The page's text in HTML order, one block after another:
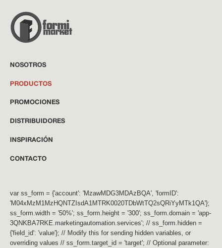
NOSOTROS
PRODUCTOS
PROMOCIONES
DISTRIBUIDORES
INSPIRACIÓN
CONTACTO
var ss_form = {'account': 'MzawMDG3MDAzBQA', 'formID':
'M04xMzM1MzHQNTZIsdA1MTRK0020TDbWtTQ2sQRiYyMTk1QA'};
ss_form.width = '50%'; ss_form.height = '300'; ss_form.domain = 'app-
3QNKBA7RKE.marketingautomation.services'; // ss_form.hidden =
{'field_id': 'value'}; // Modify this for sending hidden variables, or
overriding values // ss_form.target_id = 'target'; // Optional parameter: